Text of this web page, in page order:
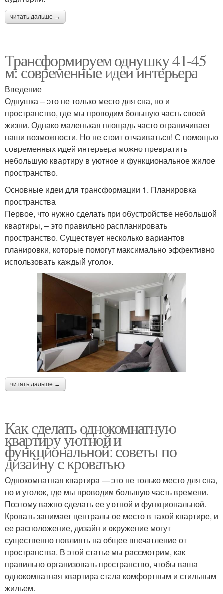
читать дальше →
Трансформируем однушку 41-45
м: современные идеи интерьера
Введение
Однушка – это не только место для сна, но и
пространство, где мы проводим большую часть своей
жизни. Однако маленькая площадь часто ограничивает
наши возможности. Но не стоит отчаиваться! С помощью
современных идей интерьера можно превратить
небольшую квартиру в уютное и функциональное жилое
пространство.
Основные идеи для трансформации 1. Планировка
пространства
Первое, что нужно сделать при обустройстве небольшой
квартиры, – это правильно распланировать
пространство. Существует несколько вариантов
планировки, которые помогут максимально эффективно
использовать каждый уголок.
читать дальше →
Как сделать однокомнатную
квартиру уютной и
функциональной: советы по
дизайну с кроватью
Однокомнатная квартира — это не только место для сна,
но и уголок, где мы проводим большую часть времени.
Поэтому важно сделать ее уютной и функциональной.
Кровать занимает центральное место в такой квартире, и
ее расположение, дизайн и окружение могут
существенно повлиять на общее впечатление от
пространства. В этой статье мы рассмотрим, как
правильно организовать пространство, чтобы ваша
однокомнатная квартира стала комфортным и стильным
жильем.